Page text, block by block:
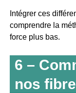
Intégrer ces
comprendre la
force plus bas.
6 –
nos